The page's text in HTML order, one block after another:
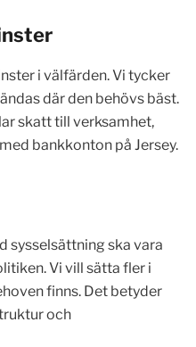
i välfärden. Vi tycker
där den behövs bäst.
skatt till verksamhet,
bankkonton på Jersey.
sysselsättning ska vara
Vi vill sätta fler i
finns. Det betyder
och